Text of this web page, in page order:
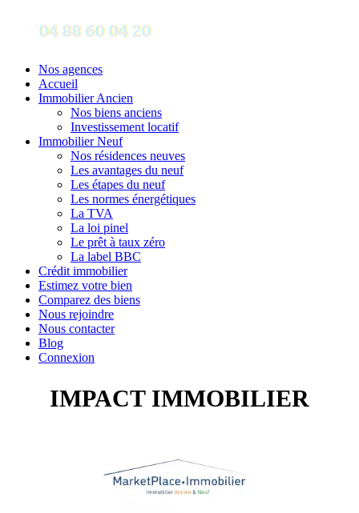
Nos agences
Accueil
Immobilier Ancien
Nos biens anciens
Investissement locatif
Immobilier Neuf
Nos résidences neuves
Les avantages du neuf
Les étapes du neuf
Les normes énergétiques
La TVA
La loi pinel
Le prêt à taux zéro
La label BBC
Crédit immobilier
Estimez votre bien
Comparez des biens
Nous rejoindre
Nous contacter
Blog
Connexion
IMPACT IMMOBILIER